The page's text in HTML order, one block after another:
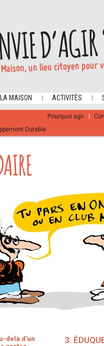
un lieu citoyen
LA MAISON ACTIVITÉS
Pourquoi agir
Durable
INFOS PRATIQUES / CONTACT
delà d’un
3.